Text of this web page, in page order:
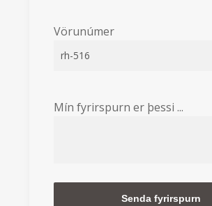
Vörunúmer
Mín fyrirspurn er þessi ...